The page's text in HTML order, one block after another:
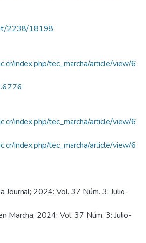
2238/18198
index.php/tec_marcha/article/view/6
index.php/tec_marcha/article/view/6
index.php/tec_marcha/article/view/6
Journal; 2024: Vol. 37 Núm. 3: Julio-
Marcha; 2024: Vol. 37 Núm. 3: Julio-